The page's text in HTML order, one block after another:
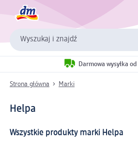
Wyszukaj i znajdź
Darmowa wysyłka od
Strona główna Marki
Helpa
Wszystkie produkty marki Helpa